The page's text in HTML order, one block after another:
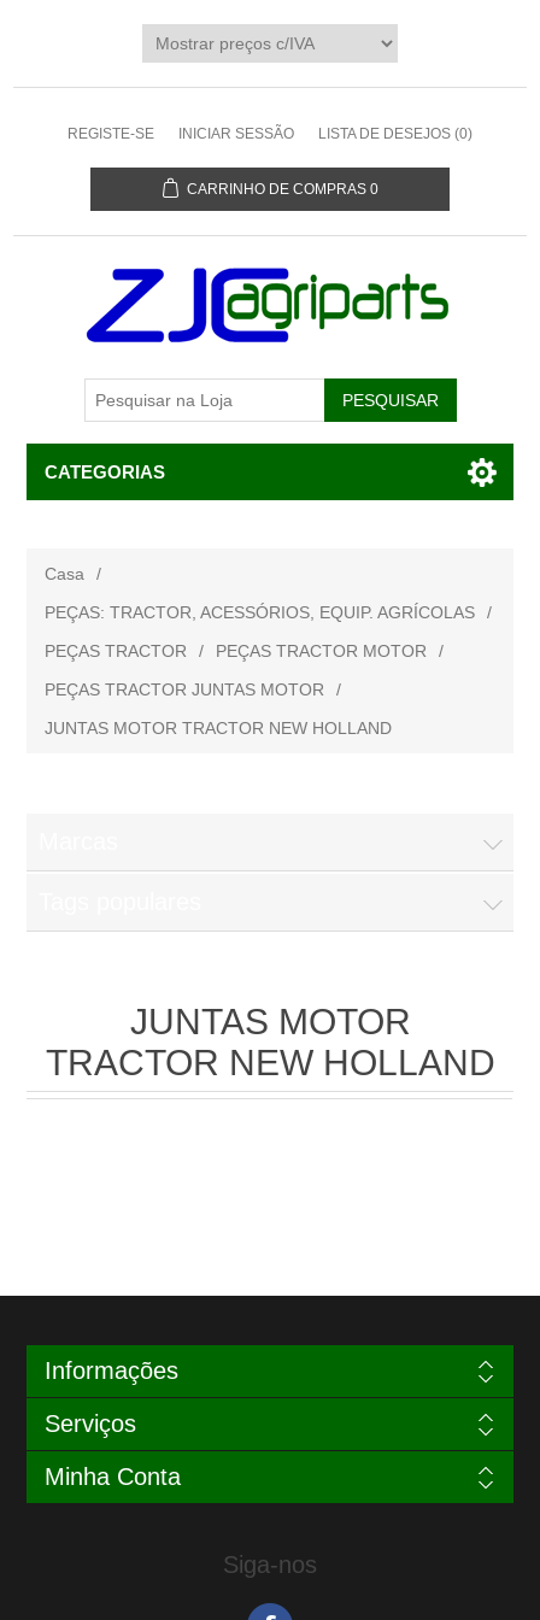
REGISTE-SE INICIAR SESSÃO LISTA DE DESEJOS (0)
CARRINHO DE COMPRAS 0
CATEGORIAS
Casa
/
PEÇAS: TRACTOR, ACESSÓRIOS, EQUIP. AGRÍCOLAS
/
PEÇAS TRACTOR
/ PEÇAS TRACTOR MOTOR
/
PEÇAS TRACTOR JUNTAS MOTOR
/
JUNTAS MOTOR TRACTOR NEW HOLLAND
JUNTAS MOTOR
TRACTOR NEW HOLLAND
Informações
Serviços
Minha Conta
Siga-nos